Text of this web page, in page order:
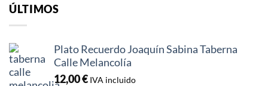
ÚLTIMOS
Plato Recuerdo Joaquín Sabina Taberna
Calle Melancolía
12,00€ IVA incluido